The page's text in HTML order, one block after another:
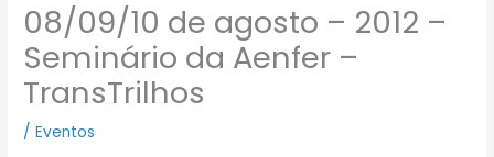
08/09/10 de agosto – 2012 –
Seminário da Aenfer –
TransTrilhos
/Eventos